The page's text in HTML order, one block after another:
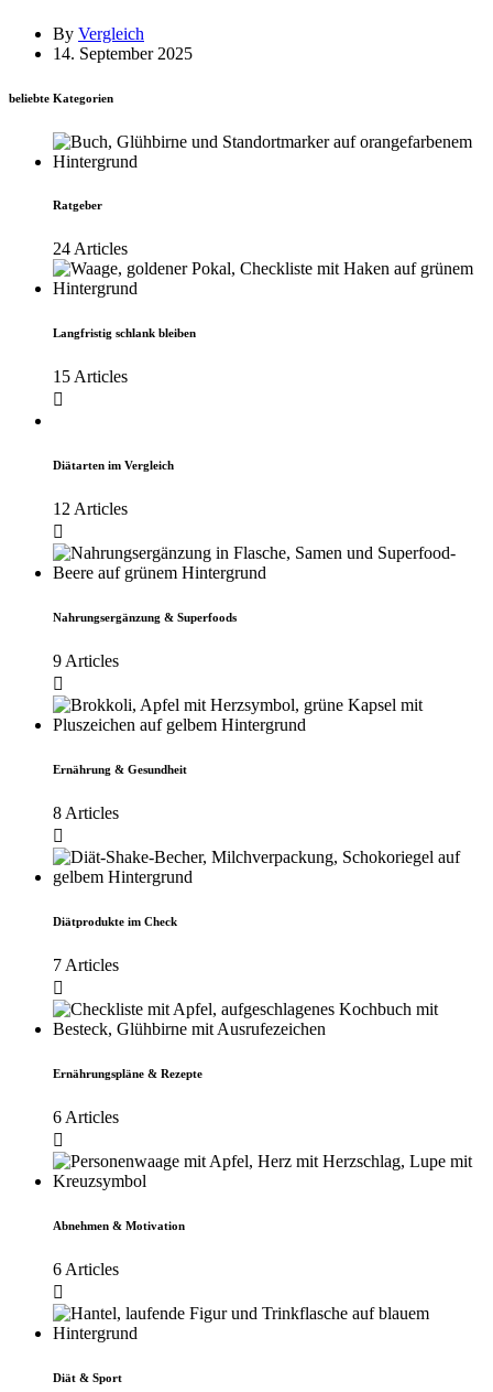
By Vergleich
14. September 2025
beliebte Kategorien
Ratgeber
24 Articles
Langfristig schlank bleiben
15 Articles
Diätarten im Vergleich
12 Articles
Nahrungsergänzung & Superfoods
9 Articles
Ernährung & Gesundheit
8 Articles
Diätprodukte im Check
7 Articles
Ernährungspläne & Rezepte
6 Articles
Abnehmen & Motivation
6 Articles
Diät & Sport